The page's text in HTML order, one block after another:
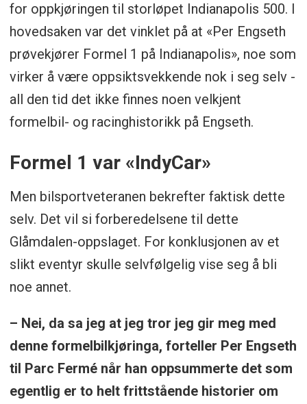
for oppkjøringen til storløpet Indianapolis 500. I
hovedsaken var det vinklet på at «Per Engseth
prøvekjører Formel 1 på Indianapolis», noe som
virker å være oppsiktsvekkende nok i seg selv -
all den tid det ikke finnes noen velkjent
formelbil- og racinghistorikk på Engseth.
Formel 1 var «IndyCar»
Men bilsportveteranen bekrefter faktisk dette
selv. Det vil si forberedelsene til dette
Glåmdalen-oppslaget. For konklusjonen av et
slikt eventyr skulle selvfølgelig vise seg å bli
noe annet.
– Nei, da sa jeg at jeg tror jeg gir meg med
denne formelbilkjøringa, forteller Per Engseth
til Parc Fermé når han oppsummerte det som
egentlig er to helt frittstående historier om